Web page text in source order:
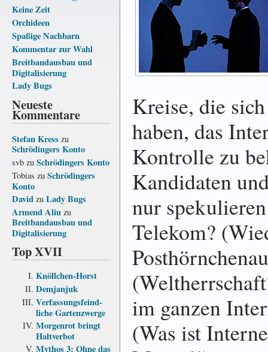
Keine Zeit
Orchideen
Spaßige Nachbarn
Kommentar zur Wahl
Breitbandausbau und
Digitalisierung
Lady Bugs
Neueste
Kommentare
Stefan Kress zu
Schrödingers Konto
svb zu Schrödingers Konto
Tobias zu Schrödingers
Konto
David zu Lady Bugs
Armend Aliu zu
Breitbandausbau und
Digitalisierung
Top XVII
Knöllchen-Horst
Demjanjuk
Verfassungs­feind­
liche Garten­zwerge
Morgenrot bringt
Haltverbot
Mythos 3: Ohne das
Kreise, die
haben, das
Kontrolle zu
Kandi­daten
nur
Telekom?
im ganzen
(Was ist